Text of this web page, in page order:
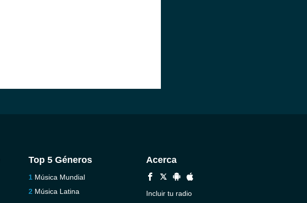
Top 5 Géneros
Música Mundial
Música Latina
Acerca
Incluir tu radio